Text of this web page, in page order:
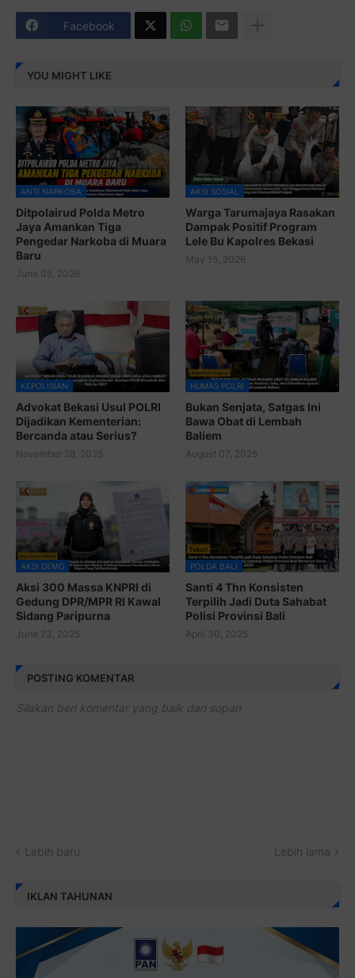
Facebook
YOU MIGHT LIKE
ANTI NARKOBA
Ditpolairud Polda Metro
Jaya Amankan Tiga
Pengedar Narkoba di Muara
Baru
June 05, 2026
AKSI SOSIAL
Warga Tarumajaya Rasakan
Dampak Positif Program
Lele Bu Kapolres Bekasi
May 15, 2026
KEPOLISIAN
Advokat Bekasi Usul POLRI
Dijadikan Kementerian:
Bercanda atau Serius?
November 28, 2025
HUMAS POLRI
Bukan Senjata, Satgas Ini
Bawa Obat di Lembah
Baliem
August 07, 2025
AKSI DEMO
Aksi 300 Massa KNPRI di
Gedung DPR/MPR RI Kawal
Sidang Paripurna
June 23, 2025
POLDA BALI
Santi 4 Thn Konsisten
Terpilih Jadi Duta Sahabat
Polisi Provinsi Bali
April 30, 2025
POSTING KOMENTAR
Silakan beri komentar yang baik dan sopan
Lebih baru Lebih lama
IKLAN TAHUNAN